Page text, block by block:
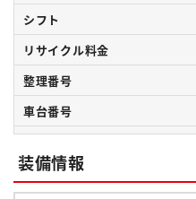
シフト
リサイクル料金
整理番号
車台番号
装備情報